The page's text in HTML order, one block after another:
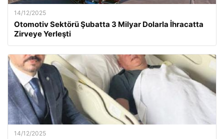
14/12/2025
Otomotiv Sektörü Şubatta 3 Milyar Dolarla İhracatta
Zirveye Yerleşti
14/12/2025